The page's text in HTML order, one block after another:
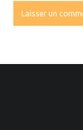
SIDEBAR